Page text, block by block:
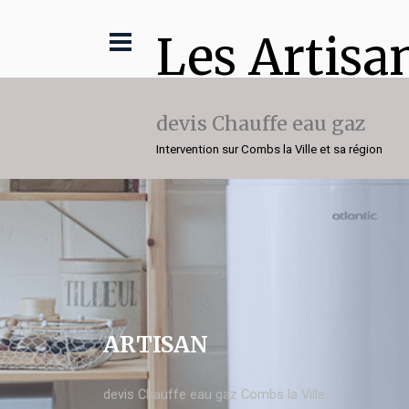
Les
devis Chauffe eau gaz
Intervention sur Combs la Ville et sa région
ARTISAN
devis Chauffe eau gaz Combs la Ville